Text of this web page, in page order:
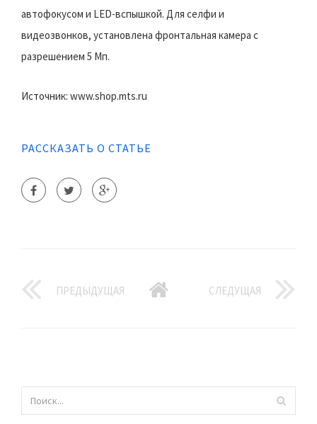
автофокусом и LED-вспышкой. Для селфи и
видеозвонков, установлена фронтальная камера с
разрешением 5 Мп.
Источник: www.shop.mts.ru
РАССКАЗАТЬ О СТАТЬЕ
ПРЕДЫДУЩАЯ СЛЕДУЩАЯ